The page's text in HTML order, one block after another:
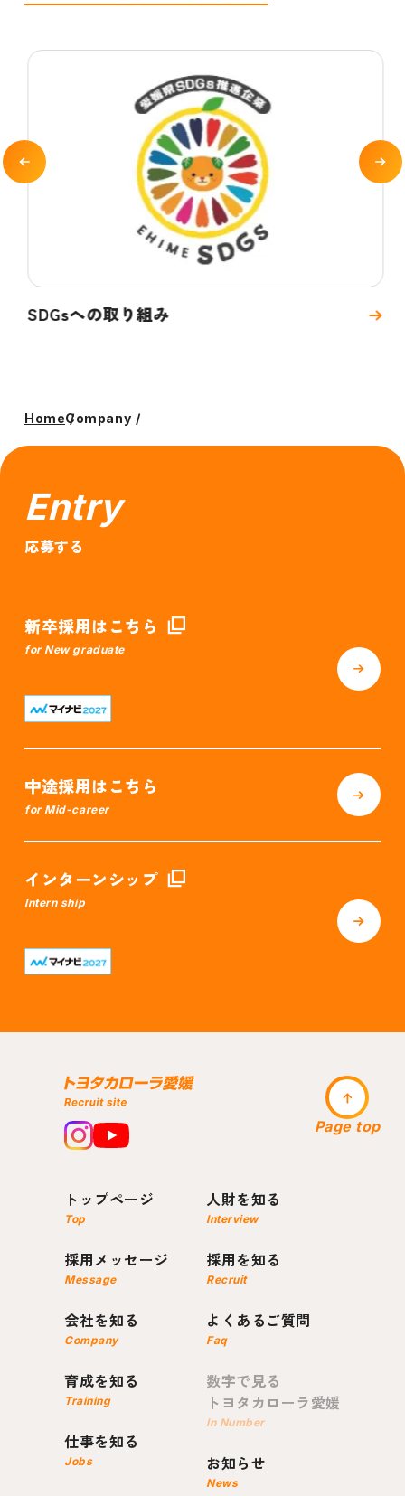
HomeCompany
SDGsへの取り組み
Entry
応募する
新卒採用はこちら
for New graduate
中途採用はこちら
for Mid-career
インターンシップ
Intern ship
トップページ
Top
採用メッセージ
Message
会社を知る
Company
育成を知る
Training
仕事を知る
Jobs
人財を知る
Interview
採用を知る
Recruit
よくあるご質問
Faq
数字で見る
トヨタカローラ愛媛
In Number
お知らせ
News
Page top